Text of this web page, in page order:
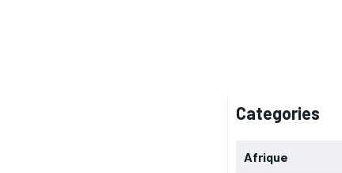
Categories
Afrique